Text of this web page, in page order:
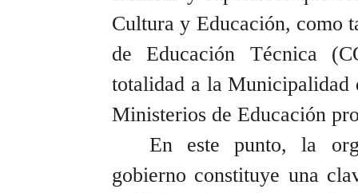
Cultura y Educación, como
de Educación Técnica
totalidad a la Municipalidad
Ministerios de Educación
En este punto, la
gobierno constituye una